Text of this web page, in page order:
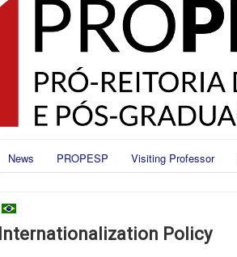
News PROPESP Visiting Professor
Internationalization Policy